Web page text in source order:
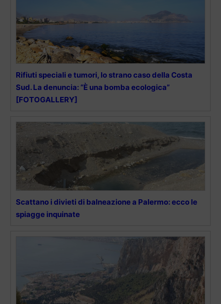
Rifiuti speciali e tumori, lo strano caso della Costa
Sud. La denuncia: “È una bomba ecologica”
[FOTOGALLERY]
Scattano i divieti di balneazione a Palermo: ecco le
spiagge inquinate